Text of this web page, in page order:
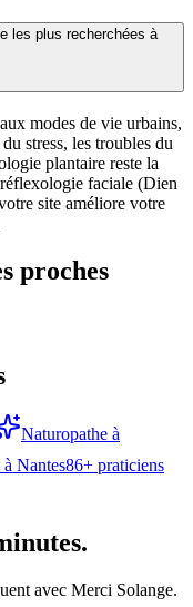
les plus recherchées à
modes de vie urbains,
stress, les troubles du
plantaire reste la
faciale (Dien
site améliore votre
proches
Naturopathe à
à Nantes86+ praticiens
avec Merci Solange.